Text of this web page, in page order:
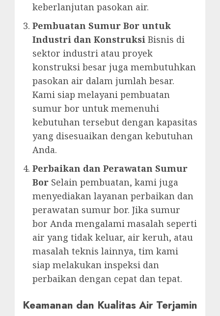
keberlanjutan pasokan air.
Pembuatan Sumur Bor untuk
Industri dan Konstruksi Bisnis di
sektor industri atau proyek
konstruksi besar juga membutuhkan
pasokan air dalam jumlah besar.
Kami siap melayani pembuatan
sumur bor untuk memenuhi
kebutuhan tersebut dengan kapasitas
yang disesuaikan dengan kebutuhan
Anda.
Perbaikan dan Perawatan Sumur
Bor Selain pembuatan, kami juga
menyediakan layanan perbaikan dan
perawatan sumur bor. Jika sumur
bor Anda mengalami masalah seperti
air yang tidak keluar, air keruh, atau
masalah teknis lainnya, tim kami
siap melakukan inspeksi dan
perbaikan dengan cepat dan tepat.
Keamanan dan Kualitas Air Terjamin